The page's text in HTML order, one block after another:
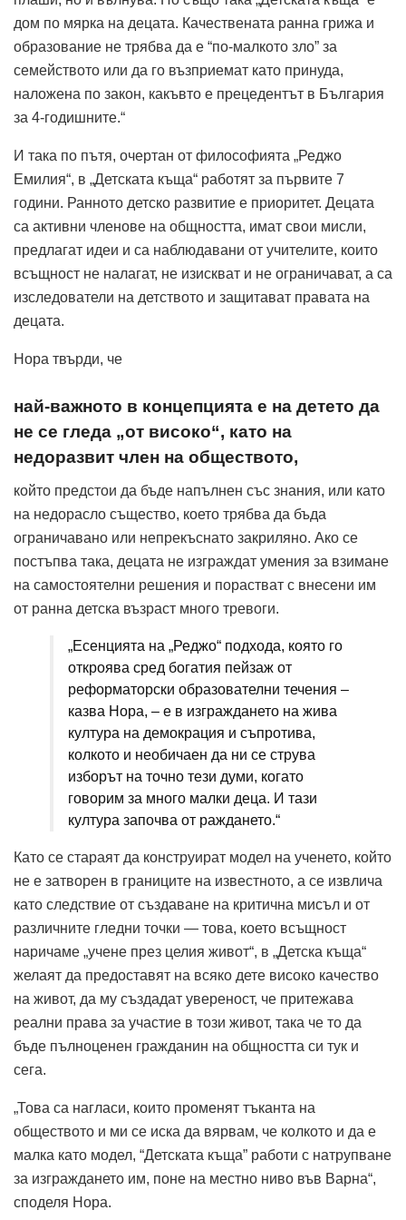
дом по мярка на децата. Качествената ранна грижа и
образование не трябва да е “по-малкото зло” за
семейството или да го възприемат като принуда,
наложена по закон, какъвто е прецедентът в България
за 4-годишните.“
И така по пътя, очертан от философията „Реджо
Емилия“, в „Детската къща“ работят за първите 7
години. Ранното детско развитие е приоритет. Децата
са активни членове на общността, имат свои мисли,
предлагат идеи и са наблюдавани от учителите, които
всъщност не налагат, не изискват и не ограничават, а са
изследователи на детството и защитават правата на
децата.
Нора твърди, че
най-важното в концепцията е на детето да
не се гледа „от високо“, като на
недоразвит член на обществото,
който предстои да бъде напълнен със знания, или като
на недорасло същество, което трябва да бъда
ограничавано или непрекъснато закриляно. Ако се
постъпва така, децата не изграждат умения за взимане
на самостоятелни решения и порастват с внесени им
от ранна детска възраст много тревоги.
„Есенцията на „Реджо“ подхода, която го
откроява сред богатия пейзаж от
реформаторски образователни течения –
казва Нора, – е в изграждането на жива
култура на демокрация и съпротива,
колкото и необичаен да ни се струва
изборът на точно тези думи, когато
говорим за много малки деца. И тази
култура започва от раждането.“
Като се стараят да конструират модел на ученето, който
не е затворен в границите на известното, а се извлича
като следствие от създаване на критична мисъл и от
различните гледни точки — това, което всъщност
наричаме „учене през целия живот“, в „Детска къща“
желаят да предоставят на всяко дете високо качество
на живот, да му създадат увереност, че притежава
реални права за участие в този живот, така че то да
бъде пълноценен гражданин на общността си тук и
сега.
„Това са нагласи, които променят тъканта на
обществото и ми се иска да вярвам, че колкото и да е
малка като модел, “Детската къща” работи с натрупване
за изграждането им, поне на местно ниво във Варна“,
споделя Нора.